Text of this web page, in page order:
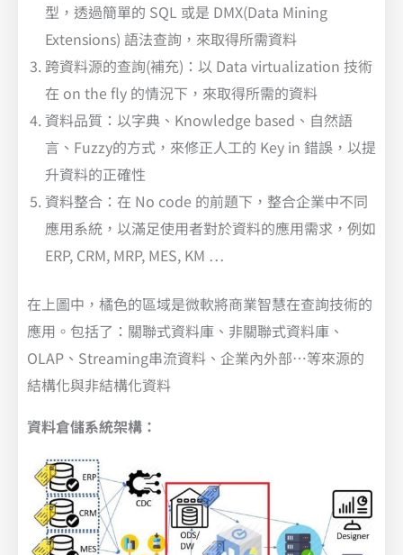
型，透過簡單的 SQL 或是 DMX(Data Mining
Extensions) 語法查詢，來取得所需資料
跨資料源的查詢(補充)：以 Data virtualization 技術
在 on the fly 的情況下，來取得所需的資料
資料品質：以字典、Knowledge based、自然語
言、Fuzzy的方式，來修正人工的 Key in 錯誤，以提
升資料的正確性
資料整合：在 No code 的前題下，整合企業中不同
應用系統，以滿足使用者對於資料的應用需求，例如
ERP, CRM, MRP, MES, KM …
在上圖中，橘色的區域是微軟將商業智慧在查詢技術的
應用。包括了：關聯式資料庫、非關聯式資料庫、
OLAP、Streaming串流資料、企業內外部…等來源的
結構化與非結構化資料
資料倉儲系統架構：